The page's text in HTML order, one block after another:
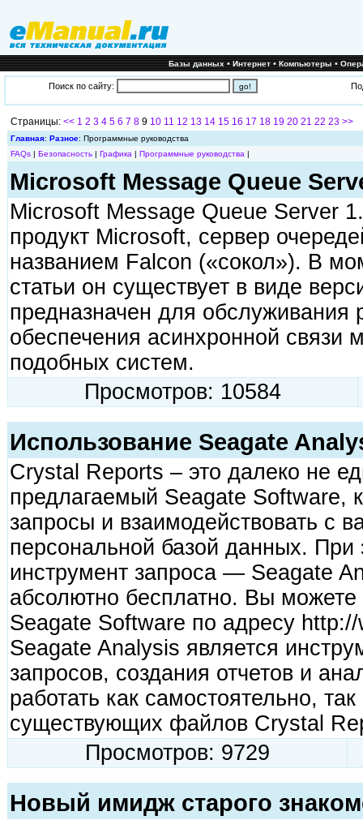
Базы данных•Интернет•Компьютеры•
Поиск по сайту:
Страницы: << 1 2 3 4 5 6 7 89 10 11 12 13 14 15 16 17 18 19 20 21 22 23 >>
Главная: Разное: Программные руководства
FAQs| Безопасность| Графика | Программные руководства |
Microsoft Message Queue
Microsoft Message Queue Server
продукт Microsoft, сервер
названием Falcon («сокол»). В
статьи он существует в виде
предназначен для обслуживания
обеспечения асинхронной связи
подобных систем.
Просмотров: 10584
Использование Seagate
Crystal Reports – это далеко не
предлагаемый Seagate Software,
запросы и взаимодействовать с
персональной базой данных. При
инструмент запроса — Seagate
абсолютно бесплатно. Вы можете
Seagate Software по адресу
Seagate Analysis является
запросов, создания отчетов и
работать как самостоятельно,
существующих файлов Crystal
Просмотров: 9729
Новый имидж старого